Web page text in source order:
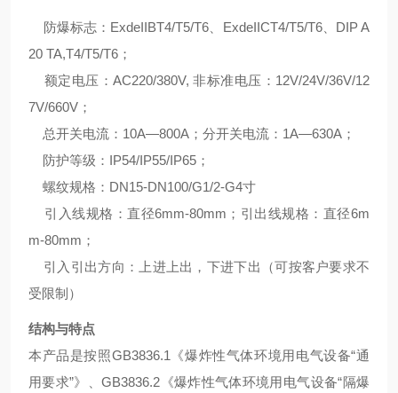
防爆标志：ExdeIIBT4/T5/T6、ExdeIICT4/T5/T6、DIP A
20 TA,T4/T5/T6；
额定电压：AC220/380V, 非标准电压：12V/24V/36V/12
7V/660V；
总开关电流：10A—800A；分开关电流：1A—630A；
防护等级：IP54/IP55/IP65；
螺纹规格：DN15-DN100/G1/2-G4寸
引入线规格：直径6mm-80mm；引出线规格：直径6m
m-80mm；
引入引出方向：上进上出，下进下出（可按客户要求不
受限制）
结构与特点
本产品是按照GB3836.1《爆炸性气体环境用电气设备“通
用要求”》、GB3836.2《爆炸性气体环境用电气设备“隔爆